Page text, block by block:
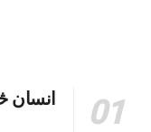
انسان